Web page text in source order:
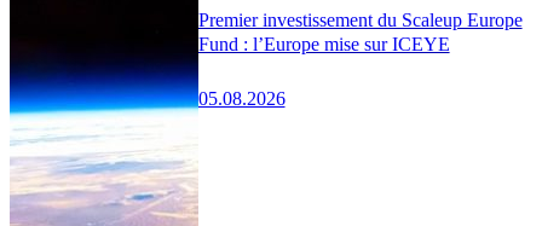
Premier investissement du Scaleup Europe
Fund : l’Europe mise sur ICEYE
05.08.2026